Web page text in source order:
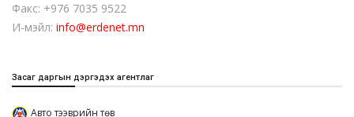
Факс: +976 7035 9522
И-мэйл: info@erdenet.mn
Засаг даргын дэргэдэх агентлаг
Авто тээврийн төв